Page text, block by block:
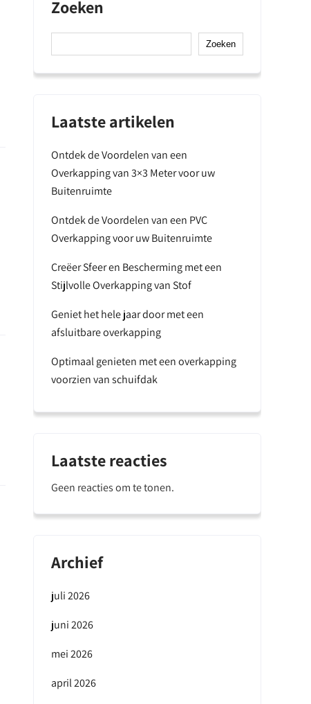
Zoeken
Zoeken
Laatste artikelen
Ontdek de Voordelen van een
Overkapping van 3×3 Meter voor uw
Buitenruimte
Ontdek de Voordelen van een PVC
Overkapping voor uw Buitenruimte
Creëer Sfeer en Bescherming met een
Stijlvolle Overkapping van Stof
Geniet het hele jaar door met een
afsluitbare overkapping
Optimaal genieten met een overkapping
voorzien van schuifdak
Laatste reacties
Geen reacties om te tonen.
Archief
juli 2026
juni 2026
mei 2026
april 2026